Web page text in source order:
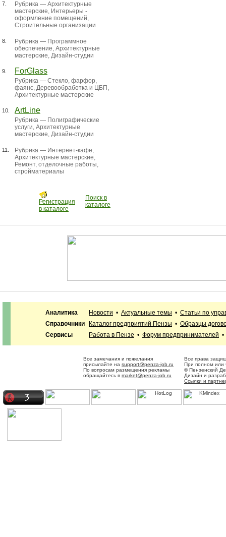
7. Рубрика — Архитектурные
мастерские, Интерьеры -
оформление помещений,
Строительные организации
8. Рубрика — Программное
обеспечение, Архитектурные
мастерские, Дизайн-студии
9. ForGlass
Рубрика — Стекло, фарфор,
фаянс, Деревообработка и ЦБП ,
Архитектурные мастерские
10. ArtLine
Рубрика — Полиграфические
услуги, Архитектурные
мастерские, Дизайн-студии
11. Рубрика — Интернет-кафе,
Архитектурные мастерские,
Ремонт, отделочные работы,
стройматериалы
Регистрация
в каталоге
Поиск в
каталоге
Аналитика Новости • Актуальные темы • Статьи по
Справочники
Каталог предприятий Пензы • Образцы
Сервисы
Работа в Пензе • Форум предпринимателей
Все замечания и пожелания
присылайте на support@penza-job.ru
По вопросам размещения рекламы
обращайтесь в market@penza-job.ru
Все права
При полном или
© Пензенский
Дизайн и
Ссылки и